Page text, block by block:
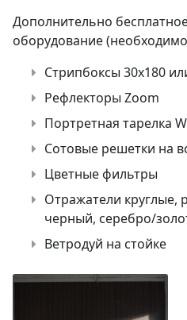
Дополнительно
оборудование
Стрипбоксы 30х180
Рефлекторы Zoom
Портретная тарелка
Сотовые решетки на
Цветные фильтры
Отражатели круглые,
черный, серебро/
Ветродуй на стойке